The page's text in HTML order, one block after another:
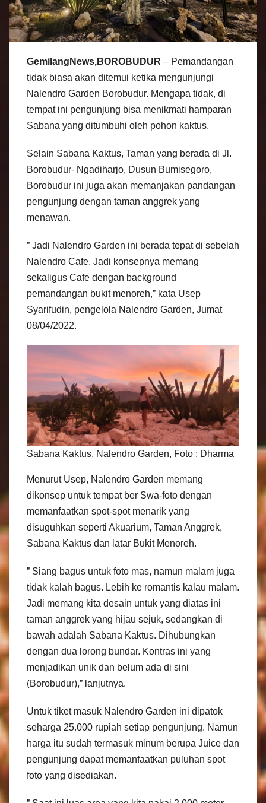
GemilangNews,BOROBUDUR – Pemandangan
tidak biasa akan ditemui ketika mengunjungi
Nalendro Garden Borobudur. Mengapa tidak, di
tempat ini pengunjung bisa menikmati hamparan
Sabana yang ditumbuhi oleh pohon kaktus.
Selain Sabana Kaktus, Taman yang berada di Jl.
Borobudur- Ngadiharjo, Dusun Bumisegoro,
Borobudur ini juga akan memanjakan pandangan
pengunjung dengan taman anggrek yang
menawan.
” Jadi Nalendro Garden ini berada tepat di sebelah
Nalendro Cafe. Jadi konsepnya memang
sekaligus Cafe dengan background
pemandangan bukit menoreh,” kata Usep
Syarifudin, pengelola Nalendro Garden, Jumat
08/04/2022.
Sabana Kaktus, Nalendro Garden, Foto : Dharma
Menurut Usep, Nalendro Garden memang
dikonsep untuk tempat ber Swa-foto dengan
memanfaatkan spot-spot menarik yang
disuguhkan seperti Akuarium, Taman Anggrek,
Sabana Kaktus dan latar Bukit Menoreh.
” Siang bagus untuk foto mas, namun malam juga
tidak kalah bagus. Lebih ke romantis kalau malam.
Jadi memang kita desain untuk yang diatas ini
taman anggrek yang hijau sejuk, sedangkan di
bawah adalah Sabana Kaktus. Dihubungkan
dengan dua lorong bundar. Kontras ini yang
menjadikan unik dan belum ada di sini
(Borobudur),” lanjutnya.
Untuk tiket masuk Nalendro Garden ini dipatok
seharga 25.000 rupiah setiap pengunjung. Namun
harga itu sudah termasuk minum berupa Juice dan
pengunjung dapat memanfaatkan puluhan spot
foto yang disediakan.